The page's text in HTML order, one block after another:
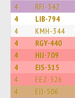
4 RFI-342
4 LIB-794
4 KMH-344
4 RGY-440
4 HIJ-709
4 EIS-315
4 EEZ-526
4 EIJ-506